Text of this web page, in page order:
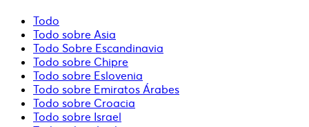
Todo
Todo sobre Asia
Todo Sobre Escandinavia
Todo sobre Chipre
Todo sobre Eslovenia
Todo sobre Emiratos Árabes
Todo sobre Croacia
Todo sobre Israel